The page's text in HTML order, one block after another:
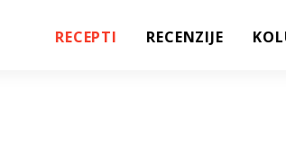
RECEPTI RECENZIJE